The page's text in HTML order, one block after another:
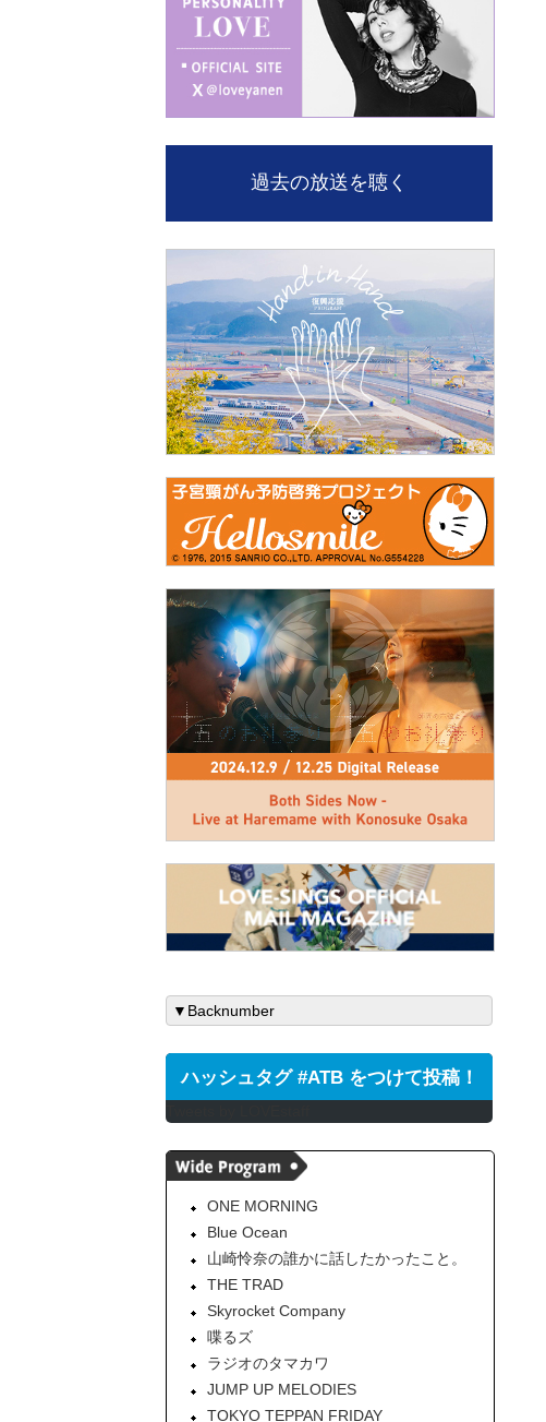
過去の放送を聴く
ハッシュタグ #ATB をつけて投稿！
ONE MORNING
Blue Ocean
山崎怜奈の誰かに話したかったこと。
THE TRAD
Skyrocket Company
喋るズ
ラジオのタマカワ
JUMP UP MELODIES
TOKYO TEPPAN FRIDAY